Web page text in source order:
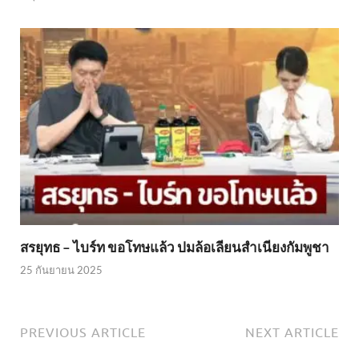
สรยุทธ – ไบร์ท ขอโทษแล้ว ปมล้อเลียนสำเนียงกัมพูชา
25 กันยายน 2025
PREVIOUS ARTICLE NEXT ARTICLE